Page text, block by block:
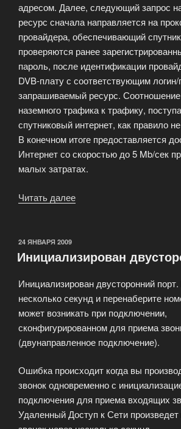
адресом. Далее, следующий запрос
ресурс сначала направляется на
провайдера, обеспечивающий
проверяются ранее
пароль, после идентификации
DVB-плату с соответствующим
запрашиваемый ресурс.
наземного трафика к трафику,
спутниковый интернет, как правило
В конечном итоге предоставляется
Интернет со скоростью до 5 Mb/сек
малых затратах.
Читать далее
ОПУБЛИКОВАНО
24 ЯНВАРЯ 2009
Инициализирован
Инициализирован двусторонний
несколько секунд и перенаберите
может возникать при подключении,
сконфигурированном для приема
(двунаправленное подключение).
Ошибка происходит когда вы
звонок одновременно с
подключения для приема входящих
Удаленный Доступ к Сети